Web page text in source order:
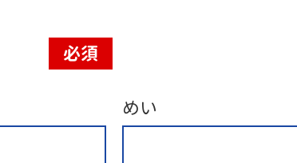
必須
めい